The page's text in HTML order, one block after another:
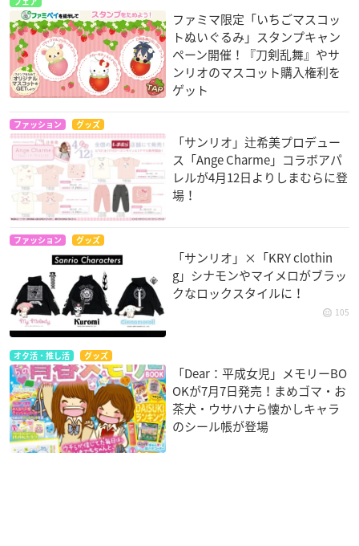
ファミマ限定「いちごマスコッ
トぬいぐるみ」スタンプキャン
ペーン開催！『刀剣乱舞』やサ
ンリオのマスコット購入権利を
ゲット
ファッション グッズ
「サンリオ」辻希美プロデュー
ス「Ange Charme」コラボアパ
レルが4月12日よりしまむらに登
場！
ファッション グッズ
「サンリオ」×「KRY clothin
g」シナモンやマイメロがブラッ
クなロックスタイルに！
105
オタ活・推し活 グッズ
「Dear：平成女児」メモリーBO
OKが7月7日発売！まめゴマ・お
茶犬・ウサハナら懐かしキャラ
のシール帳が登場